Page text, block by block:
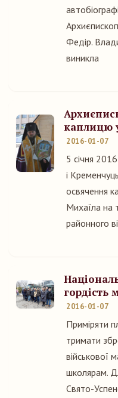
Федір.
виникла
каплицю
2016-01-07
5 січня
і
освячення
Михаїла на
районного
гордість
2016-01-07
Приміряти
тримати
військової
школярам.
Свято-